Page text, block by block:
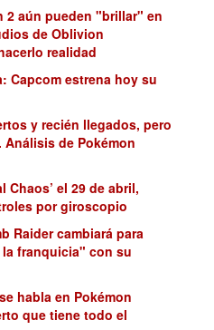
2 aún pueden "brillar" en
de Oblivion
realidad
Capcom estrena hoy su
y recién llegados, pero
de Pokémon
Chaos’ el 29 de abril,
por giroscopio
Raider cambiará para
franquicia" con su
habla en Pokémon
que tiene todo el